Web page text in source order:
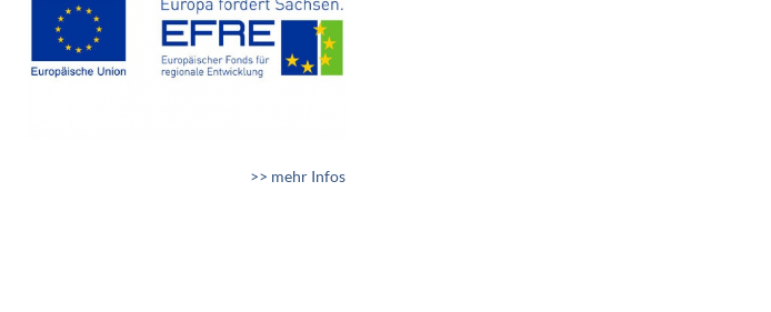
>> mehr Infos